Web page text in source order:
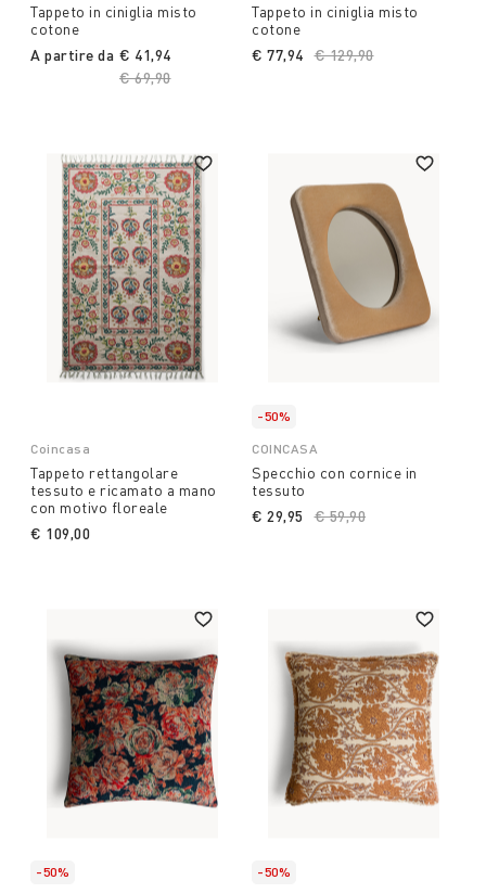
Tappeto in ciniglia misto
cotone
A partire da
Price reduced from
€ 69,90to
€ 41,94
Tappeto in ciniglia misto
cotone
Price reduced from
€ 129,90to
€ 77,94
Coincasa
Tappeto rettangolare
tessuto e ricamato a mano
con motivo floreale
€ 109,00
-50%
COINCASA
Specchio con cornice in
tessuto
Price reduced from
€ 59,90
€ 29,95
-50%
-50%